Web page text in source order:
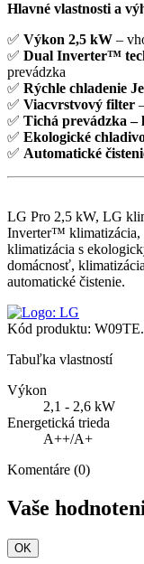
Hlavné vlastnosti a
✅ Výkon 2,5 kW –
✅ Dual Inverter™
prevádzka
✅ Rýchle chladenie
✅ Viacvrstvový filter
✅ Tichá prevádzka –
✅ Ekologické
✅ Automatické
LG Pro 2,5 kW, LG
Inverter™ klimatizácia,
klimatizácia s
domácnosť,
automatické čistenie.
Kód produktu:
Tabuľka vlastností
Výkon
2,1 - 2,6 kW
Energetická trieda
A++/A+
Komentáre (0)
Vaše
OK